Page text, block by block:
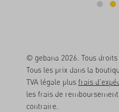
© gebana 2026. Tous droits
Tous les prix dans la
TVA légale plus frais
les frais de
contraire.